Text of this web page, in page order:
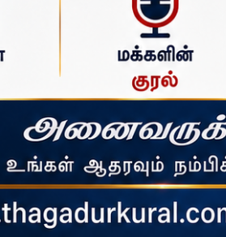
தொடங்கியது. இதில் ஏராளமான
தினமும் 4 காலங்களிலும் சிறப்பு
(வியாழக்கிழமை) இரவு 7 மணிக்கு
தொடர்ந்து பைபாஸ் ரோட்டில் உள்ள
வதம் செய்யும் நிகழ்ச்சி
வழங்கும் விழா நடைபெறுகிறது.
(ஞாயிற்றுக்கிழமை) காலை 9 மணிக்கு
நடக்கிறது.
பொன்மயில் வாகனத்தில் சாமி
செங்குந்தர் சமூகத்தினர் செய்து